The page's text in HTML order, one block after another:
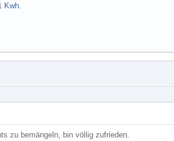
Kwh.
zu bemängeln, bin völlig zufrieden.